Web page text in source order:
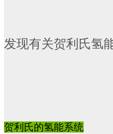
发现有关贺利氏氢
贺利氏的氢能系统